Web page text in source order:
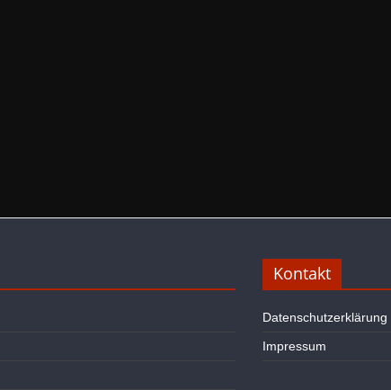
Kontakt
Datenschutzerklärung
Impressum